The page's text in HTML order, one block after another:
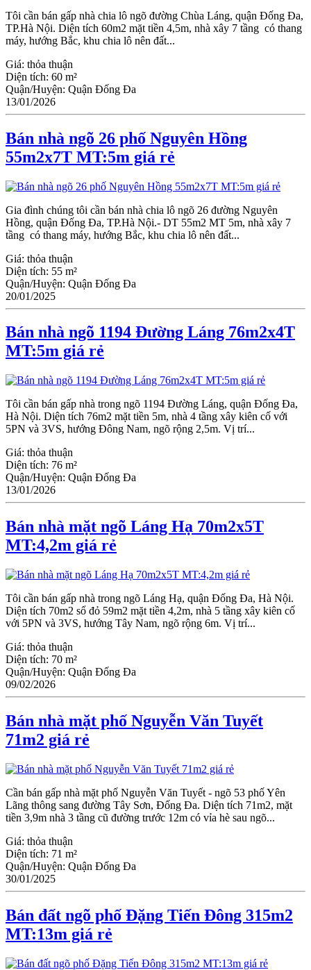
Tôi cần bán gấp nhà chia lô ngõ đường Chùa Láng, quận Đống Đa,
TP.Hà Nội. Diện tích 60m2 mặt tiền 4,5m, nhà xây 7 tầng có thang
máy, hướng Bắc, khu chia lô nên đất...
Giá: thỏa thuận
Diện tích: 60 m²
Quận/Huyện: Quận Đống Đa
13/01/2026
Bán nhà ngõ 26 phố Nguyên Hồng
55m2x7T MT:5m giá rẻ
Gia đình chúng tôi cần bán nhà chia lô ngõ 26 đường Nguyên
Hồng, quận Đống Đa, TP.Hà Nội.- DT 55m2 MT 5m, nhà xây 7
tầng có thang máy, hướng Bắc, khu chia lô nên đất...
Giá: thỏa thuận
Diện tích: 55 m²
Quận/Huyện: Quận Đống Đa
20/01/2025
Bán nhà ngõ 1194 Đường Láng 76m2x4T
MT:5m giá rẻ
Tôi cần bán gấp nhà trong ngõ 1194 Đường Láng, quận Đống Đa,
Hà Nội. Diện tích 76m2 mặt tiền 5m, nhà 4 tầng xây kiên cố với
5PN và 3VS, hướng Đông Nam, ngõ rộng 2,5m. Vị trí...
Giá: thỏa thuận
Diện tích: 76 m²
Quận/Huyện: Quận Đống Đa
13/01/2026
Bán nhà mặt ngõ Láng Hạ 70m2x5T
MT:4,2m giá rẻ
Tôi cần bán gấp nhà trong ngõ Láng Hạ, quận Đống Đa, Hà Nội.
Diện tích 70m2 sổ đỏ 59m2 mặt tiền 4,2m, nhà 5 tầng xây kiên cố
với 5PN và 3VS, hướng Tây Nam, ngõ rộng 6m. Vị trí...
Giá: thỏa thuận
Diện tích: 70 m²
Quận/Huyện: Quận Đống Đa
09/02/2026
Bán nhà mặt phố Nguyễn Văn Tuyết
71m2 giá rẻ
Cần bán gấp nhà mặt phố Nguyễn Văn Tuyết - ngõ 53 phố Yên
Lãng thông sang đường Tây Sơn, Đống Đa. Diện tích 71m2, mặt
tiền 3,9m nhà 3 tầng cũ đường trước 12m có vỉa hè sau ngõ...
Giá: thỏa thuận
Diện tích: 71 m²
Quận/Huyện: Quận Đống Đa
30/01/2025
Bán đất ngõ phố Đặng Tiến Đông 315m2
MT:13m giá rẻ